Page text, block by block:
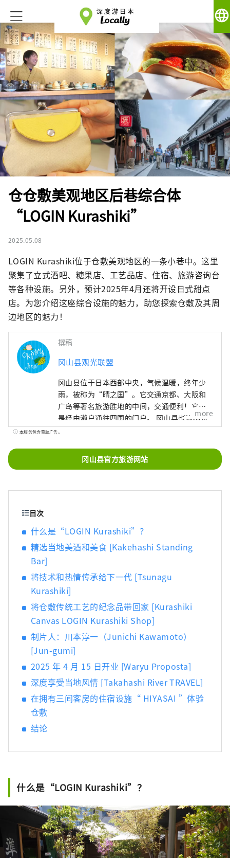
language
仓仓敷美观地区后巷综合体
“LOGIN Kurashiki”
2025.05.08
LOGIN Kurashiki位于仓敷美观地区的一条小巷中。这里
聚集了立式酒吧、糖果店、工艺品店、住宿、旅游咨询台
等各种设施。另外，预计2025年4月还将开设日式甜点
店。为您介绍这座综合设施的魅力，助您探索仓敷及其周
边地区的魅力！
撰稿
冈山县观光联盟
冈山县位于日本西部中央，气候温暖，终年少
雨，被称为“晴之国”。它交通京都、大阪和
广岛等著名旅游胜地的中间，交通便利！它也
是经由濑户通往四国的门户。 冈山县也被称为
“水果冈山”，在濑户内温暖的气候下，阳光
最高品质的。 您可以品尝白桃、麝香葡萄、先
锋葡萄等时令水果！ 冈山还拥有世界级的旅游
后乐园以及拥有历史、文化和艺术的仓敷美观
more
本服务包含赞助广告。
冈山县官方旅游网站
目次
什么是“LOGIN Kurashiki”？
精选当地美酒和美食 [Kakehashi Standing
Bar]
将技术和热情传承给下一代 [Tsunagu
Kurashiki]
将仓敷传统工艺的纪念品带回家 [Kurashiki
Canvas LOGIN Kurashiki Shop]
制片人：川本淳一（Junichi Kawamoto）
[Jun-gumi]
2025 年 4 月 15 日开业 [Waryu Proposta]
深度享受当地风情 [Takahashi River TRAVEL]
在拥有三间客房的住宿设施“ HIYASAI ”体验
仓敷
结论
什么是“LOGIN Kurashiki”？